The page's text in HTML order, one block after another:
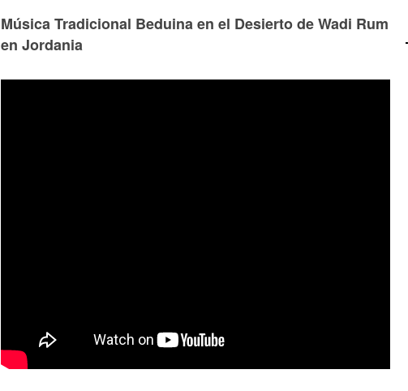
Música Tradicional Beduina en el Desierto de Wadi Rum
en Jordania